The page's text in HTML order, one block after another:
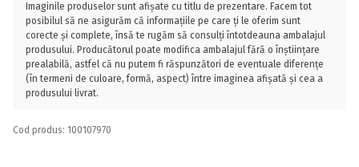
Imaginile produselor sunt afișate cu titlu de prezentare. Facem tot
posibilul să ne asigurăm că informațiile pe care ți le oferim sunt
corecte și complete, însă te rugăm să consulți întotdeauna ambalajul
produsului. Producătorul poate modifica ambalajul fără o înștiințare
prealabilă, astfel că nu putem fi răspunzători de eventuale diferențe
(în termeni de culoare, formă, aspect) între imaginea afișată și cea a
produsului livrat.
Cod produs: 100107970